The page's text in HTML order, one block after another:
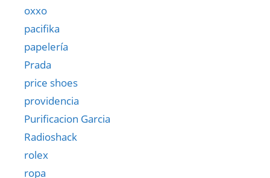
oxxo
pacifika
papelería
Prada
price shoes
providencia
Purificacion Garcia
Radioshack
rolex
ropa